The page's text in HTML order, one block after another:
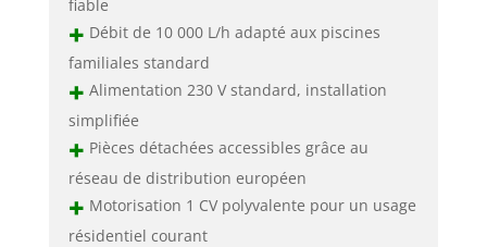
fiable
+ Débit de 10 000 L/h adapté aux piscines
familiales standard
+ Alimentation 230 V standard, installation
simplifiée
+ Pièces détachées accessibles grâce au
réseau de distribution européen
+ Motorisation 1 CV polyvalente pour un usage
résidentiel courant